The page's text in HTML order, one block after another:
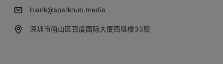
blank@sparkhub.media
深圳市南山区百度国际大厦西塔楼33层